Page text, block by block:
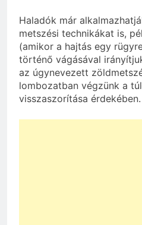
Haladók már
metszési technikákat is,
(amikor a hajtás egy
történő vágásával
az úgynevezett
lombozatban végzünk a
visszaszorítása érdekében.